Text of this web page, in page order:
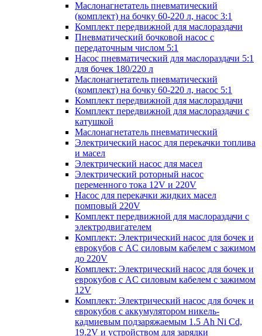
Маслонагнетатель пневматический
(комплект) на бочку 60-220 л, насос 3:1
Комплект передвижной для маслораздачи
Пневматический бочковой насос с
передаточным числом 5:1
Насос пневматический для маслораздачи 5:1
для бочек 180/220 л
Маслонагнетатель пневматический
(комплект) на бочку 60-220 л, насос 5:1
Комплект передвижной для маслораздачи
Комплект передвижной для маслораздачи с
катушкой
Маслонагнетатель пневматический
Электрический насос для перекачки топлива
и масел
Электрический насос для масел
Электрический роторный насос
переменного тока 12V и 220V
Насос для перекачки жидких масел
помповый 220V
Комплект передвижной для маслораздачи с
электродвигателем
Комплект: Электрический насос для бочек и
еврокубов с AC силовым кабелем с зажимом
до 220V
Комплект: Электрический насос для бочек и
еврокубов с AC силовым кабелем с зажимом
12V
Комплект: Электрический насос для бочек и
еврокубов с аккумулятором никель-
кадмиевым подзаряжаемым 1.5 Ah Ni Cd,
19.2V и устройством для зарядки